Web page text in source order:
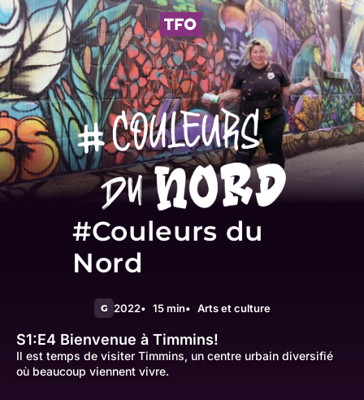
#Couleurs du
Nord
G 2022 15 min Arts et culture
S1:E4 Bienvenue à Timmins!
Il est temps de visiter Timmins, un centre urbain diversifié
où beaucoup viennent vivre.